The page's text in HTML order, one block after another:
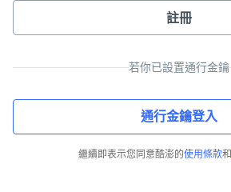
註冊
若你已設置通行金鑰
通行金鑰登入
繼續即表示您同意酷澎的使用條款和